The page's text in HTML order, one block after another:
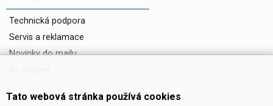
Technická podpora
Servis a reklamace
Novinky do mailu
Tato webová stránka používá cookies